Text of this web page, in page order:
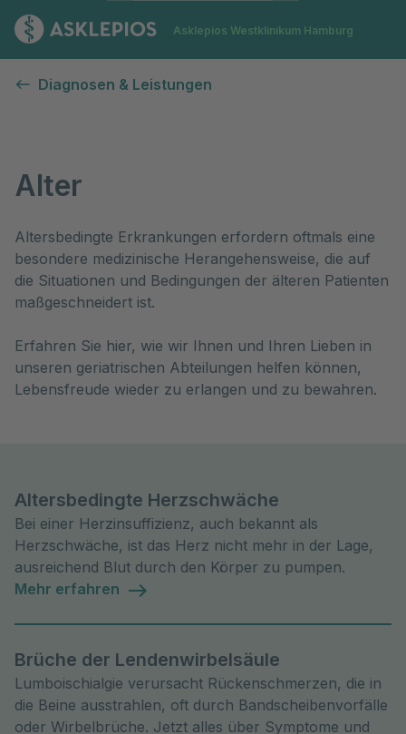
Zur Startseite
Asklepios Westklinikum Hamburg
Diagnosen & Leistungen
Alter
Altersbedingte Erkrankungen erfordern oftmals eine
besondere medizinische Herangehensweise, die auf
die Situationen und Bedingungen der älteren Patienten
maßgeschneidert ist.
Erfahren Sie hier, wie wir Ihnen und Ihren Lieben in
unseren geriatrischen Abteilungen helfen können,
Lebensfreude wieder zu erlangen und zu bewahren.
Altersbedingte Herzschwäche
Bei einer Herzinsuffizienz, auch bekannt als
Herzschwäche, ist das Herz nicht mehr in der Lage,
ausreichend Blut durch den Körper zu pumpen.
Mehr erfahren
Brüche der Lendenwirbelsäule
Lumboischialgie verursacht Rückenschmerzen, die in
die Beine ausstrahlen, oft durch Bandscheibenvorfälle
oder Wirbelbrüche. Jetzt alles über Symptome und